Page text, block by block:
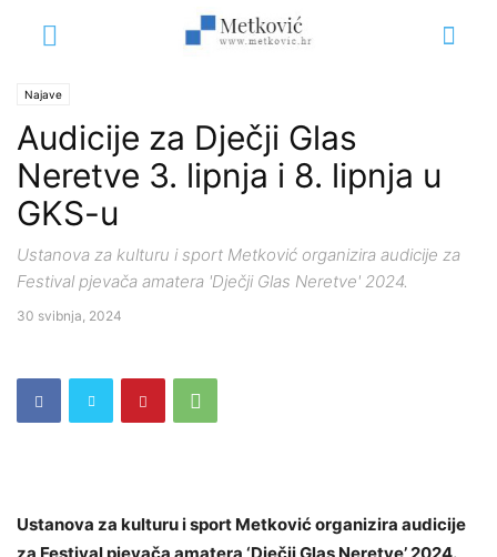
Najave
Audicije za Dječji Glas
Neretve 3. lipnja i 8. lipnja u
GKS-u
Ustanova za kulturu i sport Metković organizira audicije za
Festival pjevača amatera 'Dječji Glas Neretve' 2024.
30 svibnja, 2024
Ustanova za kulturu i sport Metković organizira audicije